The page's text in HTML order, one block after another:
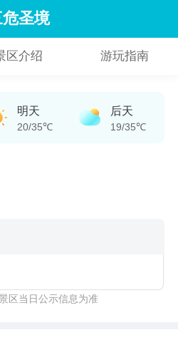
圣境
区介绍 游玩指南
明天
20/35℃
后天
19/35℃
区当日公示信息为准